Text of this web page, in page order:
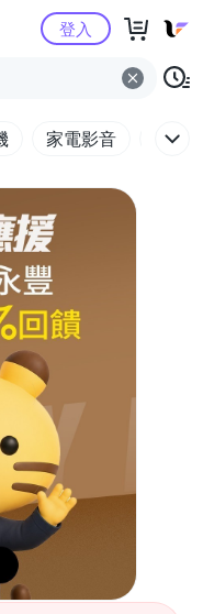
購物中心
登入
家電影音 電腦